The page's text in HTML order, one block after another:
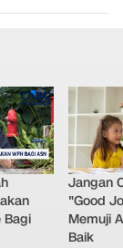
Bagi
Jangan
"Good
Memuji
Baik